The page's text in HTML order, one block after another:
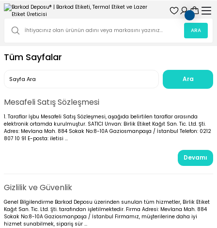
ARA
Tüm Sayfalar
Mesafeli Satış Sözleşmesi
1. Taraflar İşbu Mesafeli Satış Sözleşmesi, aşağıda belirtilen taraflar arasında
elektronik ortamda kurulmuştur. SATICI Unvan: Birlik Etiket Kağıt San. Tic. Ltd. Şti.
Adres: Mevlana Mah. 884 Sokak No:8-10A Gaziosmanpaşa / İstanbul Telefon: 0212
807 10 91 E-posta: iletisi ...
Devamı
Gizlilik ve Güvenlik
Genel Bilgilendirme Barkod Deposu üzerinden sunulan tüm hizmetler, Birlik Etiket
Kağıt San. Tic. Ltd. Şti. tarafından işletilmektedir. Firma Adresi: Mevlana Mah. 884
Sokak No:8-10A Gaziosmanpaşa / İstanbul Firmamız, müşterilerine daha iyi
hizmet sunabilmek, sipariş sür ...